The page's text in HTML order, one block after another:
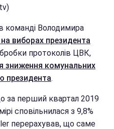
команді Володимира
на виборах президента
протоколів ЦВК,
зниження комунальних
президента.
за перший квартал 2019
сповільнилася з 9,8%
перерахував, що саме